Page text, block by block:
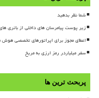
شما نظر بدهید
زیر پوست پیامرسان های داخلی از باتری
اعطای مجوز برای اپراتورهای تخصصی
سفر میلیاردر رمز ارزی به مریخ
پربحث ترین ها